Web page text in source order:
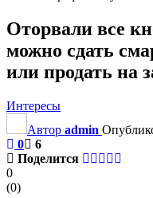
Оторвали все
можно сдать
или продать на
Интересы
Автор admin
0
6
Поделится
0
(0)